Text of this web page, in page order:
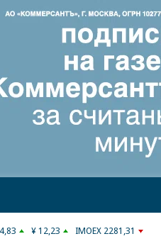
¥ 12,23 IMOEX 2281,31